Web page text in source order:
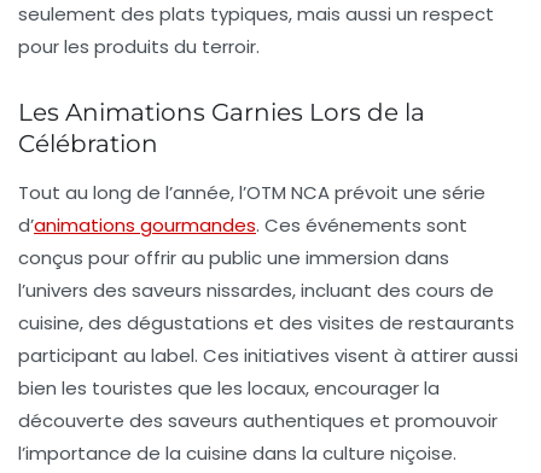
seulement des plats typiques, mais aussi un respect
pour les produits du terroir.
Les Animations Garnies Lors de la
Célébration
Tout au long de l’année, l’OTM NCA prévoit une série
d’animations gourmandes. Ces événements sont
conçus pour offrir au public une immersion dans
l’univers des saveurs nissardes, incluant des cours de
cuisine, des dégustations et des visites de restaurants
participant au label. Ces initiatives visent à attirer aussi
bien les touristes que les locaux, encourager la
découverte des saveurs authentiques et promouvoir
l’importance de la cuisine dans la culture niçoise.